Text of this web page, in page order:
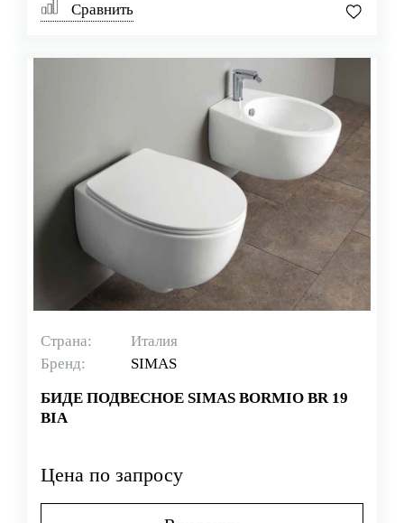
Сравнить
Страна:
Италия
Бренд:
SIMAS
БИДЕ ПОДВЕСНОЕ SIMAS BORMIO BR 19
BIA
Цена по запросу